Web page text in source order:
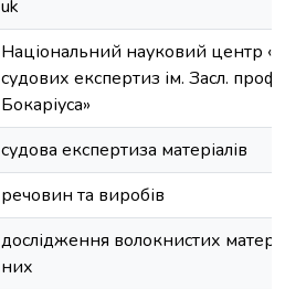
uk
Національний науковий центр
судових експертиз ім. Засл.
Бокаріуса»
судова експертиза матеріалів
речовин та виробів
дослідження волокнистих
них